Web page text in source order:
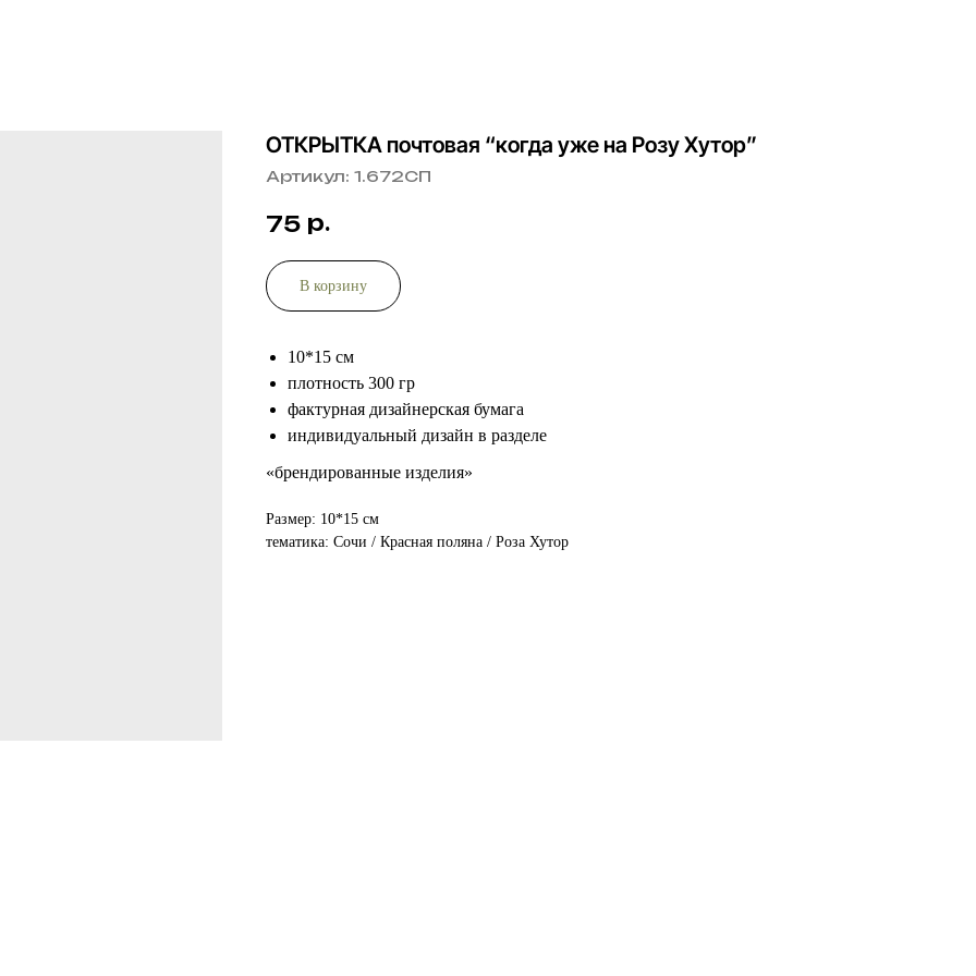
ОТКРЫТКА почтовая “когда уже на Розу Хутор”
Артикул: 1.672СП
75 р.
В корзину
10*15 см
плотность 300 гр
фактурная дизайнерская бумага
индивидуальный дизайн в разделе
«брендированные изделия»
Размер: 10*15 см
тематика: Сочи / Красная поляна / Роза Хутор